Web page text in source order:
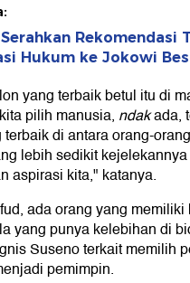
Rekomendasi
Hukum ke Jokowi
yang terbaik betul itu di
pilih manusia, ndakada,
di antara orang-
lebih sedikit
aspirasi kita," katanya.
ada orang yang
yang punya kelebihan di
Suseno terkait memilih
pemimpin.